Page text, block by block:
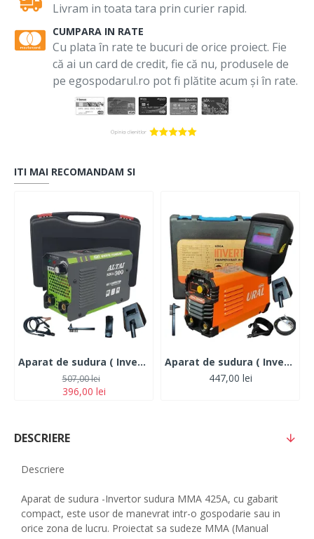
Livram in toata tara prin curier rapid.
CUMPARA IN RATE
Cu plata în rate te bucuri de orice proiect. Fie
că ai un card de credit, fie că nu, produsele de
pe egospodarul.ro pot fi plătite acum și în rate.
ITI MAI RECOMANDAM SI
Aparat de sudura ( Invertor ) ALTAI MMA 300 ah + Cutie transport
396,00 lei
507,00 lei
Aparat de sudura ( Invertor ) URAL/ALTAI MMA 325DK, 320Ah+Masca Automata, Accesorii Incluse,Cutie de Transport, Cabluri 3M
447,00 lei
DESCRIERE
Descriere
Aparat de sudura -Invertor sudura MMA 425A, cu gabarit
compact, este usor de manevrat intr-o gospodarie sau in
orice zona de lucru. Proiectat sa sudeze MMA (Manual